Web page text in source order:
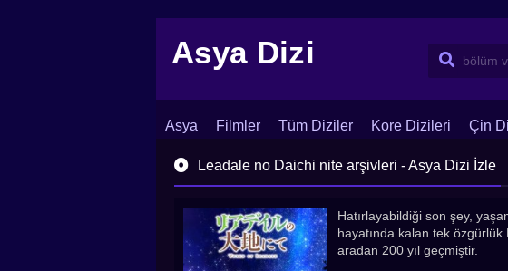
Asya Dizi
Asya Filmler Tüm Diziler Kore Dizileri Çin
İletişim Blog Dizi Arşivi
Leadale no Daichi nite arşivleri - Asya Dizi İzle
Hatırlayabildiği son şey,
hayatında kalan tek
aradan 200 yıl geçmiştir.